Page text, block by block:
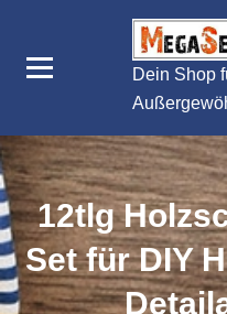
springen
Dein Shop
12tlg
Set für DIY